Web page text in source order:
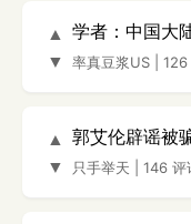
▲
▼
学者：中国大
率真豆浆US 126
▲
▼
郭艾伦辟谣被
只手举天 146 评